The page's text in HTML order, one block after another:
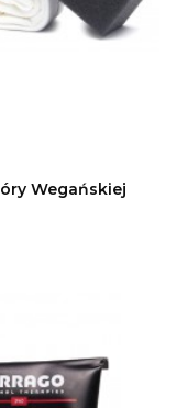
Wegańskiej